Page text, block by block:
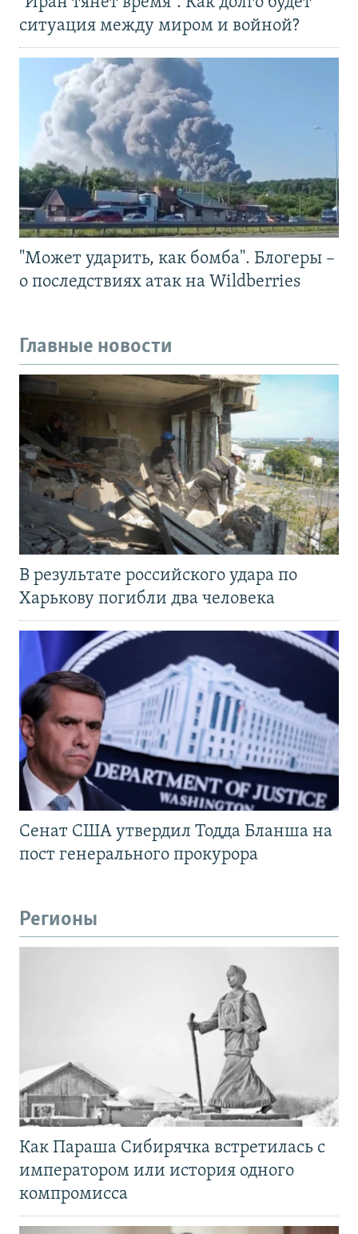
ситуация между миром и войной?
"Может ударить, как бомба". Блогеры –
о последствиях атак на Wildberries
Главные новости
В результате российского удара по
Харькову погибли два человека
Сенат США утвердил Тодда Бланша на
пост генерального прокурора
Регионы
Как Параша Сибирячка встретилась с
императором или история одного
компромисса